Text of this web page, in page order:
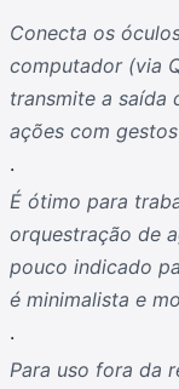
Conecta os
computador (via
transmite a saída
ações com
.
É ótimo para
orquestração de
pouco indicado
é minimalista e
.
Para uso fora da